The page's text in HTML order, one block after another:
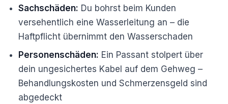
Sachschäden: Du bohrst beim Kunden
versehentlich eine Wasserleitung an – die
Haftpflicht übernimmt den Wasserschaden
Personenschäden: Ein Passant stolpert über
dein ungesichertes Kabel auf dem Gehweg –
Behandlungskosten und Schmerzensgeld sind
abgedeckt